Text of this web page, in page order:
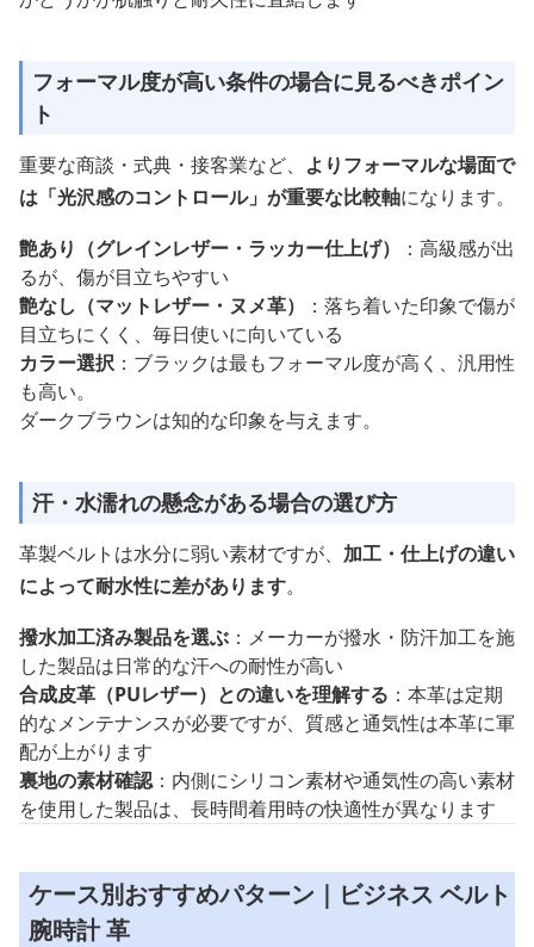
フォーマル度が高い条件の場合に見るべきポイン
ト
重要な商談・式典・接客業など、 よりフォーマルな場面で
は「光沢感のコントロール」が重要な比較軸になります。
艶あり（グレインレザー・ラッカー仕上げ）
：高級感が出
るが、傷が目立ちやすい
艶なし（マットレザー・ヌメ革）
：落ち着いた印象で傷が
目立ちにくく、毎日使いに向いている
カラー選択 ：ブラックは最もフォーマル度が高く、汎用性
も高い。
ダークブラウンは知的な印象を与えます。
汗・水濡れの懸念がある場合の選び方
革製ベルトは水分に弱い素材ですが、 加工・仕上げの違い
によって耐水性に差があります。
撥水加工済み製品を選ぶ ：メーカーが撥水・防汗加工を施
した製品は日常的な汗への耐性が高い
合成皮革（PUレザー）との違いを理解する ：本革は定期
的なメンテナンスが必要ですが、質感と通気性は本革に軍
配が上がります
裏地の素材確認：内側にシリコン素材や通気性の高い素材
を使用した製品は、長時間着用時の快適性が異なります
ケース別おすすめパターン｜ビジネス ベルト
腕時計 革